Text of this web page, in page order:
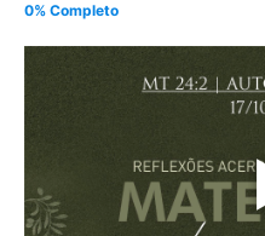
0% Completo